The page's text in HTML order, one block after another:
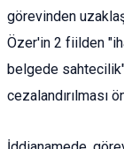
görevinden
Özer'in 2 fiilden
belgede
cezalandırılması